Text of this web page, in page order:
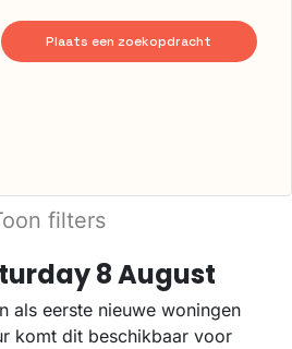
Plaats een zoekopdracht
filters
8 August
als eerste nieuwe woningen
komt dit beschikbaar voor